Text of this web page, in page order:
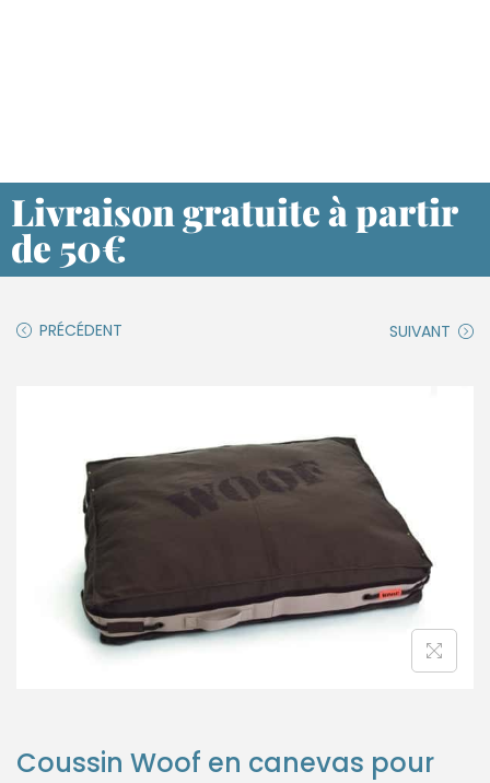
Livraison gratuite à partir
de 50€
PRÉCÉDENT SUIVANT
Coussin Woof en canevas pour